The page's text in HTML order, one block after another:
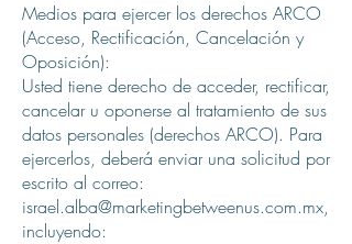
Medios para ejercer los derechos ARCO
(Acceso, Rectificación, Cancelación y
Oposición):
Usted tiene derecho de acceder, rectificar,
cancelar u oponerse al tratamiento de sus
datos personales (derechos ARCO). Para
ejercerlos, deberá enviar una solicitud por
escrito al correo:
israel.alba@marketingbetweenus.com.mx,
incluyendo: